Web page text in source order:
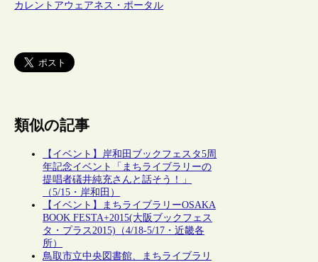
カレントアウェアネス・ポータル
類似の記事
【イベント】岸和田ブックフェスタ5周
年記念イベント「まちライブラリーの
提唱者礒井純充さんと話そう！」
（5/15・岸和田）
【イベント】まちライブラリーOSAKA
BOOK FESTA+2015(大阪ブックフェス
タ・プラス2015)（4/18-5/17・近畿各
所）
鳥取市立中央図書館、まちライブラリ